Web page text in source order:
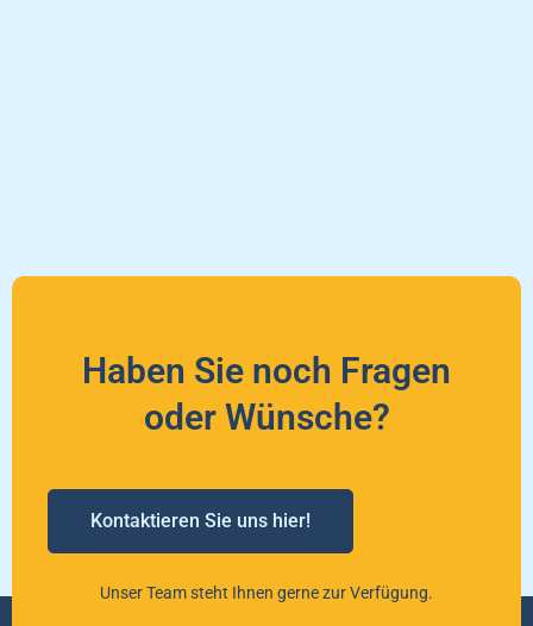
Haben Sie noch Fragen
oder Wünsche?
Kontaktieren Sie uns hier!
Unser Team steht Ihnen gerne zur Verfügung.